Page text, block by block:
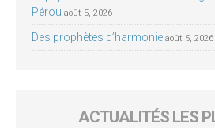
Pérou août 5, 2026
Des prophètes d’harmonie août 5, 2026
ACTUALITÉS LES